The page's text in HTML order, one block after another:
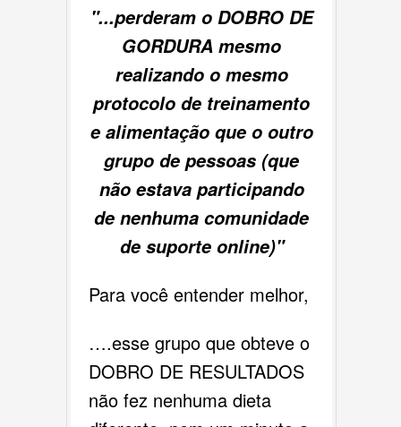
"...perderam o DOBRO DE
GORDURA mesmo
realizando o mesmo
protocolo de treinamento
e alimentação que o outro
grupo de pessoas (que
não estava participando
de nenhuma comunidade
de suporte online)"
Para você entender melhor,
….esse grupo que obteve o
DOBRO DE RESULTADOS
não fez nenhuma dieta